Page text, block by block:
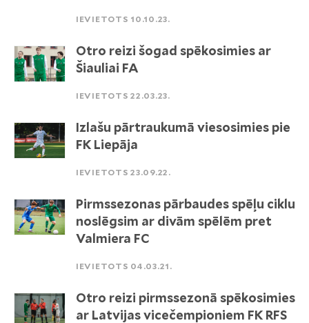
IEVIETOTS 10.10.23.
Otro reizi šogad spēkosimies ar
Šiauliai FA
IEVIETOTS 22.03.23.
Izlašu pārtraukumā viesosimies pie
FK Liepāja
IEVIETOTS 23.09.22.
Pirmssezonas pārbaudes spēļu ciklu
noslēgsim ar divām spēlēm pret
Valmiera FC
IEVIETOTS 04.03.21.
Otro reizi pirmssezonā spēkosimies
ar Latvijas vicečempioniem FK RFS